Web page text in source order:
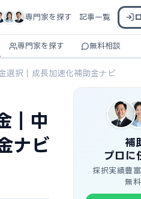
専門家を探す 記事一覧
専門家を探す 無料相談
選択｜成長加速化補助金ナビ
｜中
ナビ
補
プロに
採択実績豊
無